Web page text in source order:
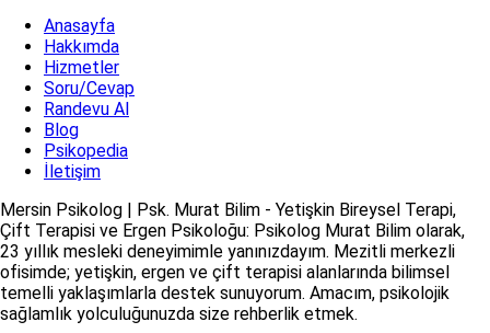
Anasayfa
Hakkımda
Hizmetler
Soru/Cevap
Randevu Al
Blog
Psikopedia
İletişim
Mersin Psikolog | Psk. Murat Bilim - Yetişkin Bireysel Terapi,
Çift Terapisi ve Ergen Psikoloğu: Psikolog Murat Bilim olarak,
23 yıllık mesleki deneyimimle yanınızdayım. Mezitli merkezli
ofisimde; yetişkin, ergen ve çift terapisi alanlarında bilimsel
temelli yaklaşımlarla destek sunuyorum. Amacım, psikolojik
sağlamlık yolculuğunuzda size rehberlik etmek.